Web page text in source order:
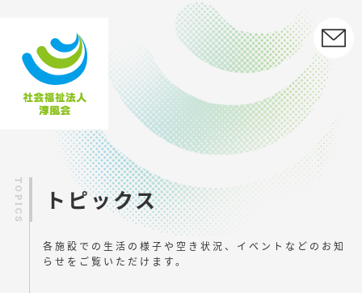
トピックス
各施設での生活の様子や空き状況、イベントなどの お知
らせをご覧いただけます。